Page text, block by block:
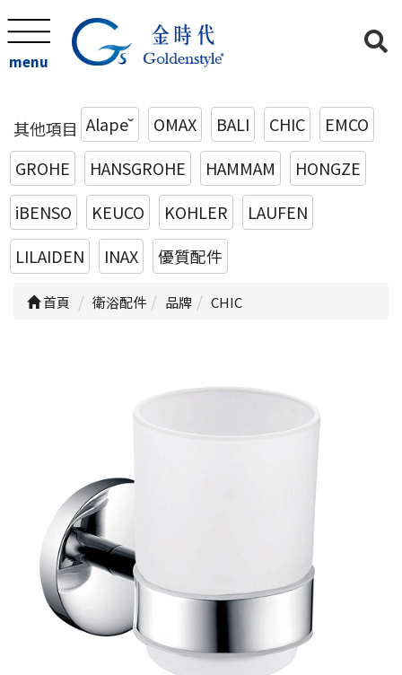
menu
其他項目 Alape˘ OMAX BALI CHIC
EMCO
GROHE
HANSGROHE HAMMAM
HONGZE
iBENSO
KEUCO KOHLER
LAUFEN
LILAIDEN
INAX 優質配件
首頁 衛浴配件 品牌 CHIC